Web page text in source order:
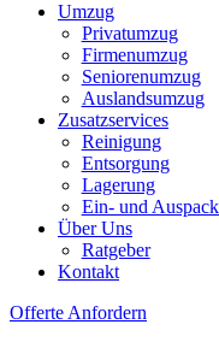
Umzug
Privatumzug
Firmenumzug
Seniorenumzug
Auslandsumzug
Zusatzservices
Reinigung
Entsorgung
Lagerung
Ein- und
Über Uns
Ratgeber
Kontakt
Offerte Anfordern